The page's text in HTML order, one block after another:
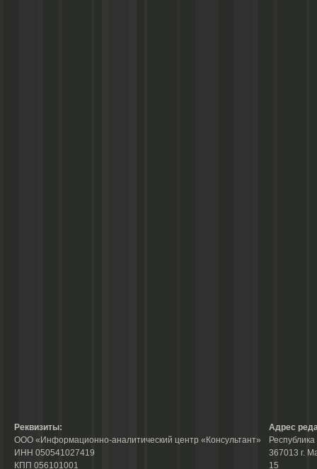
Реквизиты:
ООО «Информационно-аналитический центр «Консультант»
ИНН 050541027419
КПП 056101001
Адрес
367013 г.
15